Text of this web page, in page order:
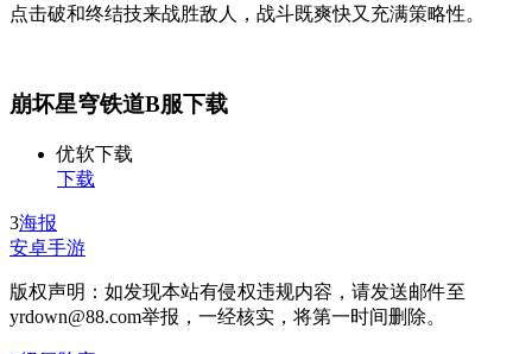
点击破和终结技来战胜敌人，战斗既爽快又充满策略性。
崩坏星穹铁道B服下载
优软下载
下载
3海报
安卓手游
版权声明：如发现本站有侵权违规内容，请发送邮件至
yrdown@88.com举报，一经核实，将第一时间删除。